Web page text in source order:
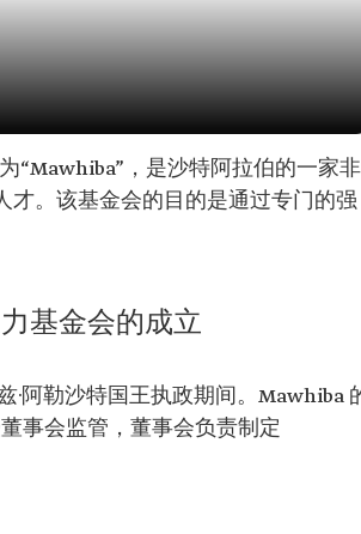
“Mawhiba”，是沙特阿拉伯的一家非
才。该基金会的目的是通过专门的强
基金会的成立
·阿勒沙特国王执政期间。Mawhiba
事会监管，董事会负责制定